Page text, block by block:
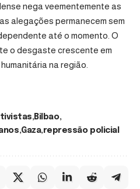
nega veementemente as
alegações permanecem sem
até o momento. O
o desgaste crescente em
na região.
Bilbao
Gaza repressão policial